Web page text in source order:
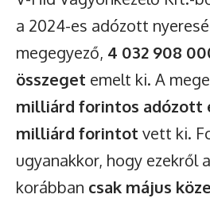
a 2024-es adózott
megegyező, 4 032 908
összeget emelt ki. A
milliárd forintos adózott
milliárd forintot vett ki.
ugyanakkor, hogy ezekről
korábban csak május